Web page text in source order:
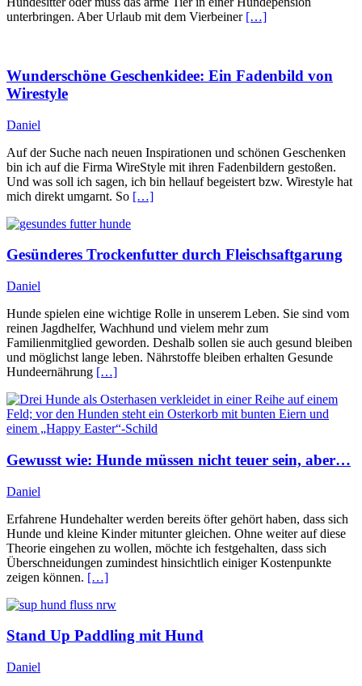
unterbringen. Aber Urlaub mit dem Vierbeiner […]
Wunderschöne Geschenkidee: Ein Fadenbild von
Wirestyle
Daniel
Auf der Suche nach neuen Inspirationen und schönen Geschenken
bin ich auf die Firma WireStyle mit ihren Fadenbildern gestoßen.
Und was soll ich sagen, ich bin hellauf begeistert bzw. Wirestyle hat
mich direkt umgarnt. So […]
Gesünderes Trockenfutter durch Fleischsaftgarung
Daniel
Hunde spielen eine wichtige Rolle in unserem Leben. Sie sind vom
reinen Jagdhelfer, Wachhund und vielem mehr zum
Familienmitglied geworden. Deshalb sollen sie auch gesund bleiben
und möglichst lange leben. Nährstoffe bleiben erhalten Gesunde
Hundeernährung […]
Gewusst wie: Hunde müssen nicht teuer sein, aber…
Daniel
Erfahrene Hundehalter werden bereits öfter gehört haben, dass sich
Hunde und kleine Kinder mitunter gleichen. Ohne weiter auf diese
Theorie eingehen zu wollen, möchte ich festgehalten, dass sich
Überschneidungen zumindest hinsichtlich einiger Kostenpunkte
zeigen können. […]
Stand Up Paddling mit Hund
Daniel